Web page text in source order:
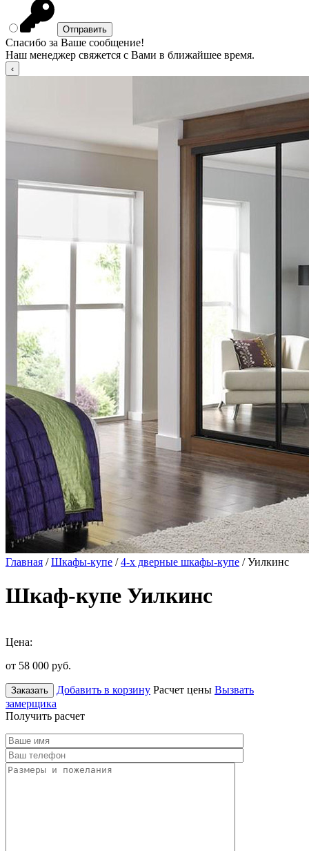
Спасибо за Ваше сообщение!
Наш менеджер свяжется с Вами в ближайшее время.
Главная /Шкафы-купе /4-х дверные шкафы-купе / Уилкинс
Шкаф-купе Уилкинс
Цена:
от 58 000 руб.
Заказать Добавить в корзину Расчет цены Вызвать
замерщика
Получить расчет